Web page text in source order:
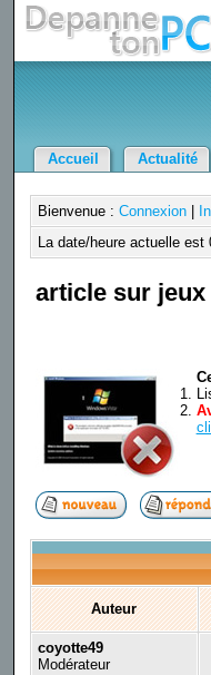
Accueil Actualité
Bienvenue : Connexion|
La date/heure actuelle est
article sur
Auteur
coyotte49
Modérateur